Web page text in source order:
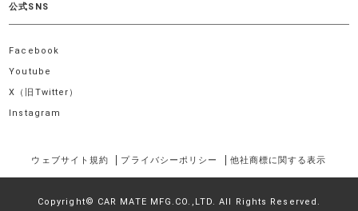
公式SNS
Facebook
Youtube
X（旧Twitter）
Instagram
ウェブサイト規約 プライバシーポリシー 他社商標に関する表示
Copyright© CAR MATE MFG.CO.,LTD. All Rights Reserved.